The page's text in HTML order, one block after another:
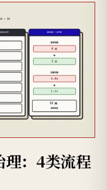
理：4类流程